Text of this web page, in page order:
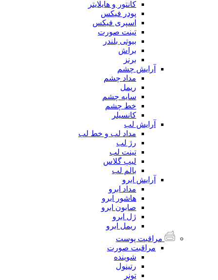
کانتور و هایلایتر
پودر فیکس
اسپری فیکس
تینت صورت
بیوتی بلندر
براش
برنز
آرایش چشم
مداد چشم
ریمل
سایه چشم
خط چشم
کانسیلر
آرایش لب
مداد لب و خط لب
رژ لب
تینت لب
لیپ گلاس
بالم لب
آرایش ابرو
مداد ابرو
هاشور ابرو
صابون ابرو
ژل ابرو
ریمل ابرو
مراقبت پوست
مراقبت صورت
شوینده
رتینول
تونر